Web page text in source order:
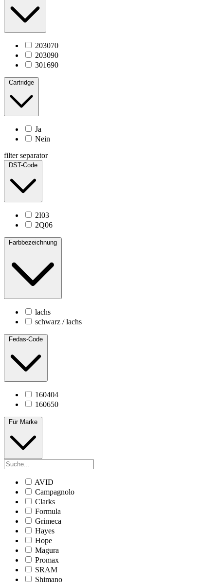
203070
203090
301690
Cartridge
Ja
Nein
filter separator
DST-Code
2I03
2Q06
Farbbezeichnung
lachs
schwarz / lachs
Fedas-Code
160404
160650
Für Marke
AVID
Campagnolo
Clarks
Formula
Grimeca
Hayes
Hope
Magura
Promax
SRAM
Shimano